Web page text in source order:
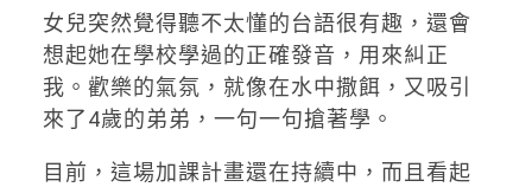
女兒突然覺得聽不太懂的台語很有趣，還會
想起她在學校學過的正確發音，用來糾正
我。歡樂的氣氛，就像在水中撒餌，又吸引
來了4歲的弟弟，一句一句搶著學。
目前，這場加課計畫還在持續中，而且看起